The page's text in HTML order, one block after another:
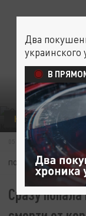
КОРОНАВИРУС
05 ИЮНЯ 13:43
ПОДПИШИТЕСЬ:
Сразу
Два
В